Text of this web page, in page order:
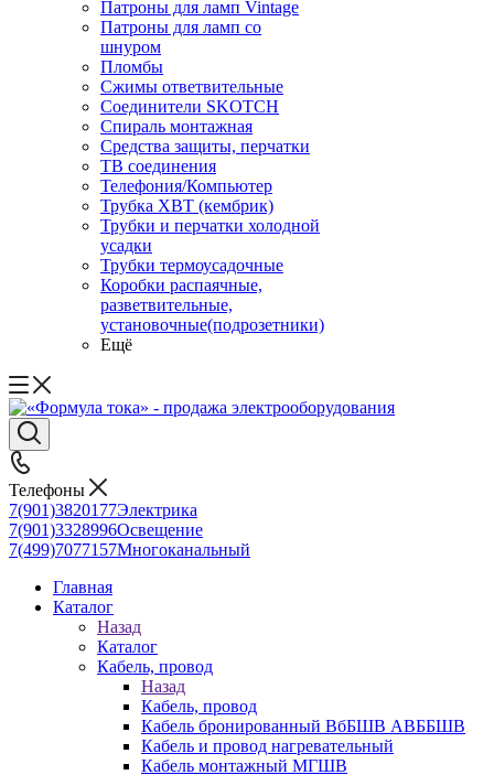
Патроны для ламп Vintage
Патроны для ламп со
шнуром
Пломбы
Сжимы ответвительные
Соединители SKOTCH
Спираль монтажная
Средства защиты, перчатки
ТВ соединения
Телефония/Компьютер
Трубка ХВТ (кембрик)
Трубки и перчатки холодной
усадки
Трубки термоусадочные
Коробки распаячные,
разветвительные,
установочные(подрозетники)
Ещё
Телефоны
7(901)3820177Электрика
7(901)3328996Освещение
7(499)7077157Многоканальный
Главная
Каталог
Назад
Каталог
Кабель, провод
Назад
Кабель, провод
Кабель бронированный ВбБШВ АВББШВ
Кабель и провод нагревательный
Кабель монтажный МГШВ